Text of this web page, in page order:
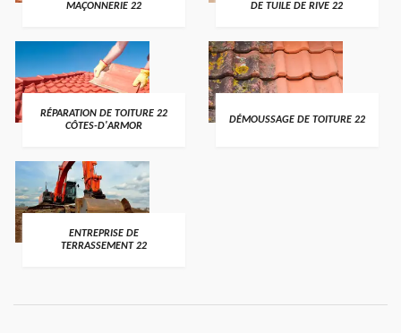
MAÇONNERIE 22
DE TUILE DE RIVE 22
RÉPARATION DE TOITURE 22
CÔTES-D'ARMOR
DÉMOUSSAGE DE TOITURE 22
ENTREPRISE DE
TERRASSEMENT 22